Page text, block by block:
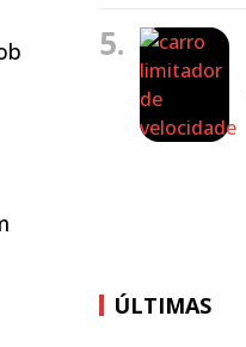
5.
ÚLTIMAS